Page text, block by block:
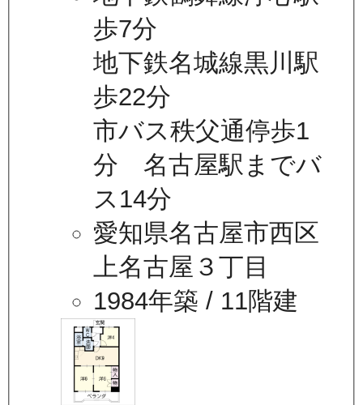
歩7分
地下鉄名城線黒川駅
歩22分
市バス秩父通停歩1
分 名古屋駅までバ
ス14分
愛知県名古屋市西区
上名古屋３丁目
1984年築 / 11階建